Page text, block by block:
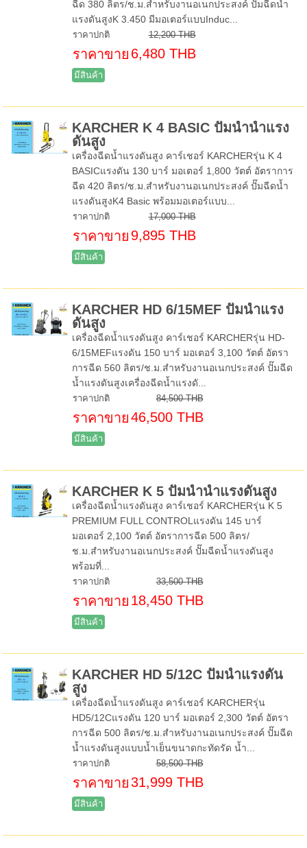
ฉีด 380 ลิตร/ช.ม.สำหรับงานอเนกประสงค์ ปั๊มฉีดน้ำ
แรงดันสูงK 3.450 มีมอเตอร์แบบInduc...
ราคาปกติ 12,200 THB
ราคาขาย 6,480 THB
มีสินค้า
KARCHER K 4 BASIC ปั๊มน้ำน้ำแรง
ดันสูง
เครื่องฉีดน้ำแรงดันสูง คาร์เชอร์ KARCHERรุ่น K 4
BASICแรงดัน 130 บาร์ มอเตอร์ 1,800 วัตต์ อัตราการ
ฉีด 420 ลิตร/ช.ม.สำหรับงานอเนกประสงค์ ปั๊มฉีดน้ำ
แรงดันสูงK4 Basic พร้อมมอเตอร์แบบ...
ราคาปกติ 17,000 THB
ราคาขาย 9,895 THB
มีสินค้า
KARCHER HD 6/15MEF ปั๊มน้ำแรง
ดันสูง
เครื่องฉีดน้ำแรงดันสูง คาร์เชอร์ KARCHERรุ่น HD-
6/15MEFแรงดัน 150 บาร์ มอเตอร์ 3,100 วัตต์ อัตรา
การฉีด 560 ลิตร/ช.ม.สำหรับงานอเนกประสงค์ ปั๊มฉีด
น้ำแรงดันสูงเครื่องฉีดน้ำแรงดั...
ราคาปกติ 84,500 THB
ราคาขาย46,500 THB
มีสินค้า
KARCHER K 5 ปั๊มน้ำน้ำแรงดันสูง
เครื่องฉีดน้ำแรงดันสูง คาร์เชอร์ KARCHERรุ่น K 5
PREMIUM FULL CONTROLแรงดัน 145 บาร์
มอเตอร์ 2,100 วัตต์ อัตราการฉีด 500 ลิตร/
ช.ม.สำหรับงานอเนกประสงค์ ปั๊มฉีดน้ำแรงดันสูง
พร้อมที่...
ราคาปกติ 33,500 THB
ราคาขาย 18,450 THB
มีสินค้า
KARCHER HD 5/12C ปั๊มน้ำแรงดัน
สูง
เครื่องฉีดน้ำแรงดันสูง คาร์เชอร์ KARCHERรุ่น
HD5/12Cแรงดัน 120 บาร์ มอเตอร์ 2,300 วัตต์ อัตรา
การฉีด 500 ลิตร/ช.ม.สำหรับงานอเนกประสงค์ ปั๊มฉีด
น้ำแรงดันสูงแบบน้ำเย็นขนาดกะทัดรัด น้ำ...
ราคาปกติ 58,500 THB
ราคาขาย31,999 THB
มีสินค้า